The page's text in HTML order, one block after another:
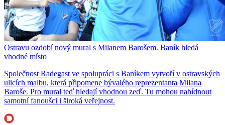
Ostravu ozdobí nový mural s Milanem Barošem. Baník hledá
vhodné místo
Společnost Radegast ve spolupráci s Baníkem vytvoří v ostravských
ulicích malbu, která připomene bývalého reprezentanta Milana
Baroše. Pro mural teď hledají vhodnou zeď. Tu mohou nabídnout
samotní fanoušci i široká veřejnost.